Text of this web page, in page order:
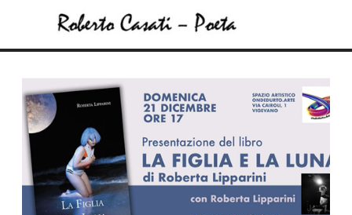
Salta menù